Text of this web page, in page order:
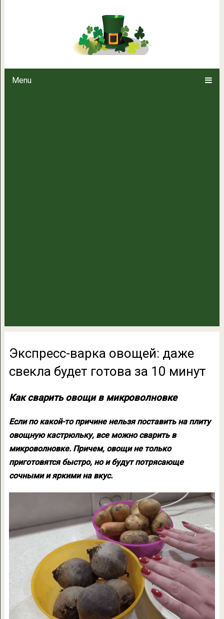
Menu
Экспресс-варка овощей: даже
Экспресс-варка овощей: даже
свекла будет готова за 10 минут
Как сварить овощи в микроволновке
Если по какой-то причине нельзя поставить на плиту
овощную кастрюльку, все можно сварить в
микроволновке. Причем, овощи не только
приготовятся быстро, но и будут потрясающе
сочными и яркими на вкус.